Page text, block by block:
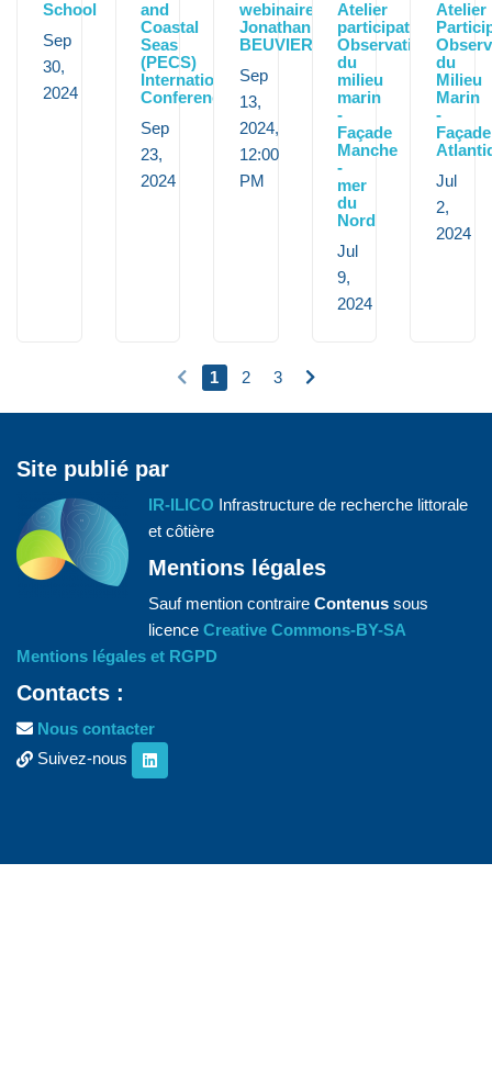
School
Sep
30,
2024
and
Coastal
Seas
(PECS)
International
Conference
Sep
23,
2024
webinaire
Jonathan
BEUVIER
Sep
13,
2024,
12:00
PM
Atelier
participatif
Observation
du
milieu
marin
-
Façade
Manche
-
mer
du
Nord
Jul
9,
2024
Atelier
du
Milieu
Marin
-
Façade
Jul
2,
2024
1 2 3
Site publié par
IR-ILICO Infrastructure de recherche littorale
et côtière
Mentions légales
Sauf mention contraire Contenus sous
licence Creative Commons-BY-SA
Mentions légales et RGPD
Contacts :
Nous contacter
Suivez-nous